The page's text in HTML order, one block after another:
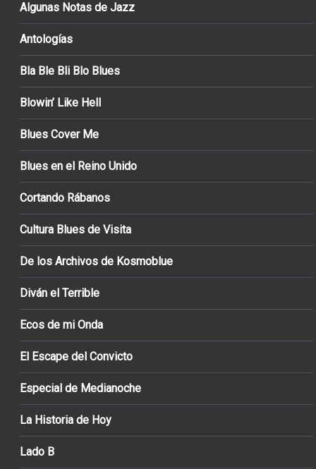
Algunas Notas de Jazz
Antologías
Bla Ble Bli Blo Blues
Blowin’ Like Hell
Blues Cover Me
Blues en el Reino Unido
Cortando Rábanos
Cultura Blues de Visita
De los Archivos de Kosmoblue
Diván el Terrible
Ecos de mi Onda
El Escape del Convicto
Especial de Medianoche
La Historia de Hoy
Lado B